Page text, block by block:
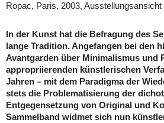
Ropac, Paris, 2003, Ausstellungsansicht
In der Kunst hat die Befragung des
lange Tradition. Angefangen bei den
Avantgarden über Minimalismus und
appropriierenden künstlerischen
Jahren – mit dem Paradigma der
stets die Problematisierung der
Entgegensetzung von Original und
Sammelband widmet sich nun